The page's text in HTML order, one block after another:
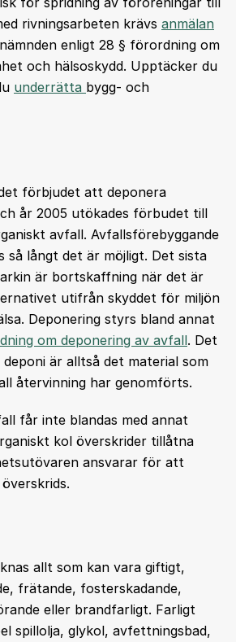
rivningsarbeten krävs anmälan
enligt 28 § förordning om
och hälsoskydd. Upptäcker du
underrätta bygg- och
förbjudet att deponera
år 2005 utökades förbudet till
avfall. Avfallsförebyggande
så långt det är möjligt. Det sista
är bortskaffning när det är
utifrån skyddet för miljön
Deponering styrs bland annat
om deponering av avfall. Det
är alltså det material som
återvinning har genomförts.
får inte blandas med annat
kol överskrider tillåtna
ansvarar för att
allt som kan vara giftigt,
frätande, fosterskadande,
eller brandfarligt. Farligt
spillolja, glykol, avfettningsbad,